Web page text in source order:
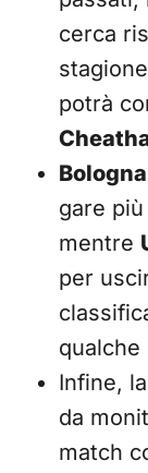
cerca
potrà
Bologna
gare
mentre
per
Infine,
da
match